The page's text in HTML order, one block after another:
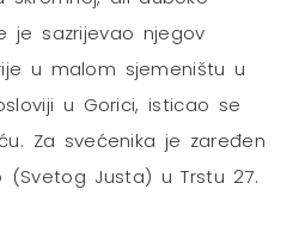
je sazrijevao njegov
u malom sjemeništu u
u Gorici, isticao se
Za svećenika je zaređen
Justa) u Trstu 27.